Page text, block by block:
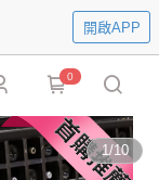
開啟APP
0
1/10